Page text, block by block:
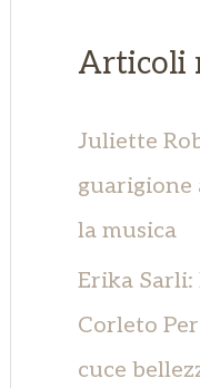
a
:
Articoli
Juliette
guarigione
la musica
Erika Sarli:
Corleto
cuce